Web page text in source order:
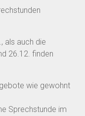
als auch die
26.12. finden
wie gewohnt
Sprechstunde im